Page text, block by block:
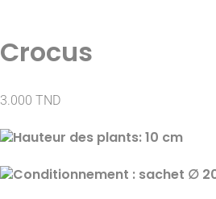
Crocus
3.000 TND
Hauteur des plants: 10 cm
Conditionnement : sachet ∅